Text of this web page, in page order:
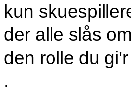
kun
der alle slås
den rolle du
.